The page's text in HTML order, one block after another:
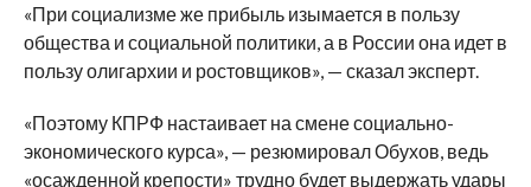
«При социализме же прибыль изымается в пользу
общества и социальной политики, а в России она идет в
пользу олигархии и ростовщиков», — сказал эксперт.
«Поэтому КПРФ настаивает на смене социально-
экономического курса», — резюмировал Обухов, ведь
«осажденной крепости» трудно будет выдержать удары